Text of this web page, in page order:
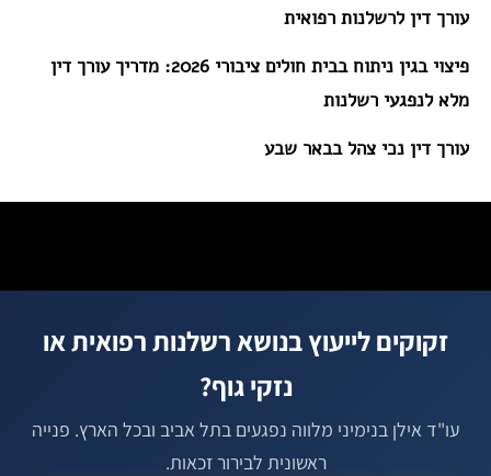
עורך דין לרשלנות רפואית
פיצוי בגין ניתוח בבית חולים ציבורי 2026: מדריך עורך דין
מלא לנפגעי רשלנות
עורך דין נכי צהל בבאר שבע
זקוקים לייעוץ בנושא רשלנות רפואית או
נזקי גוף?
עו"ד אילן בנימיני מלווה נפגעים בתל אביב ובכל הארץ. פנייה
ראשונית לבירור זכאות.